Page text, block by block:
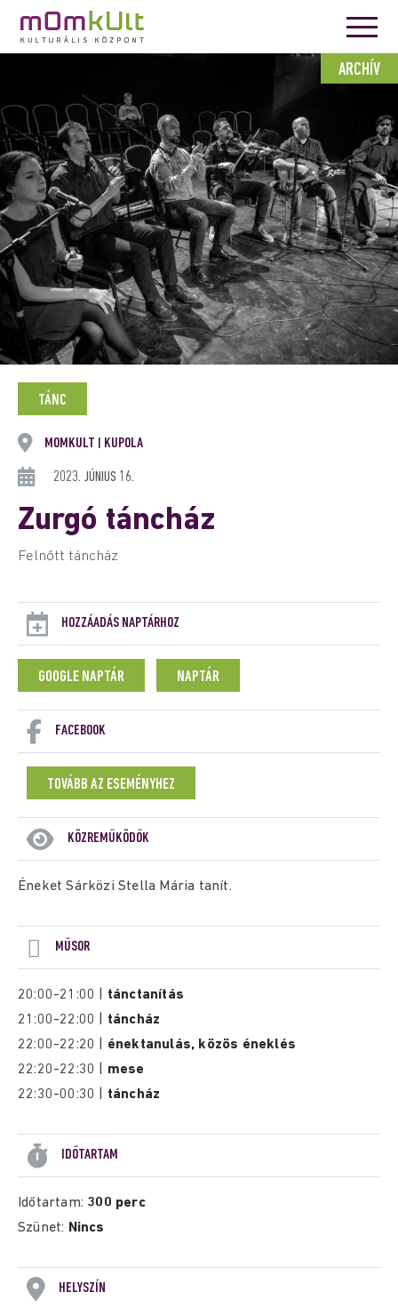
ARCHÍV
TÁNC
MOMKULT KUPOLA
2023. JÚNIUS 16.
Zurgó táncház
Felnőtt táncház
HOZZÁADÁS NAPTÁRHOZ
GOOGLE NAPTÁR NAPTÁR
FACEBOOK
TOVÁBB AZ ESEMÉNYHEZ
KÖZREMŰKÖDŐK
Éneket Sárközi Stella Mária tanít.
MŰSOR
20:00-21:00 | tánctanítás
21:00-22:00 | táncház
22:00-22:20 | énektanulás, közös éneklés
22:20-22:30 | mese
22:30-00:30 | táncház
IDŐTARTAM
Időtartam: 300 perc
Szünet: Nincs
HELYSZÍN